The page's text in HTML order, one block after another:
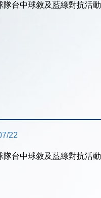
隊台中球敘及藍綠對抗活動
22
隊台中球敘及藍綠對抗活動